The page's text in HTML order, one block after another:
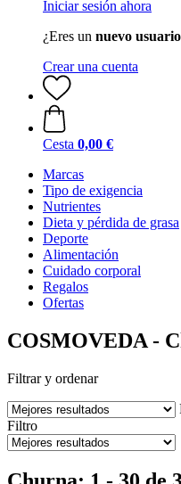
Iniciar sesión ahora
¿Eres un nuevo
Crear una cuenta
Cesta 0,00 €
Marcas
Tipo de exigencia
Nutrientes
Dieta y pérdida de grasa
Deporte
Alimentación
Cuidado corporal
Regalos
Ofertas
COSMOVEDA -
Filtrar y ordenar
Filtro